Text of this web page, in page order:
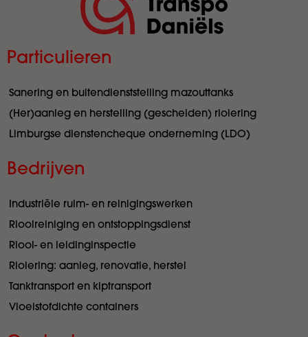
Particulieren
Sanering en buitendienststelling mazouttanks
(Her)aanleg en herstelling (gescheiden) riolering
Limburgse dienstencheque onderneming (LDO)
Bedrijven
Industriële ruim- en reinigingswerken
Rioolreiniging en ontstoppingsdienst
Riool- en leidinginspectie
Riolering: aanleg, renovatie, herstel
Tanktransport en kiptransport
Vloeistofdichte containers